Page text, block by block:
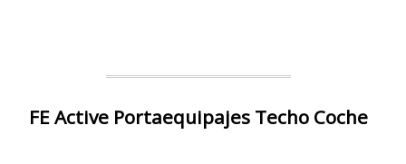
FE Active Portaequipajes Techo Coche